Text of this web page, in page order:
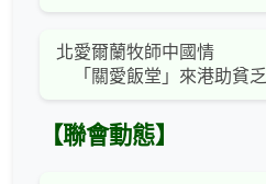
北愛爾蘭牧師中國情
「關愛飯堂」來港助貧乏
【聯會動態】